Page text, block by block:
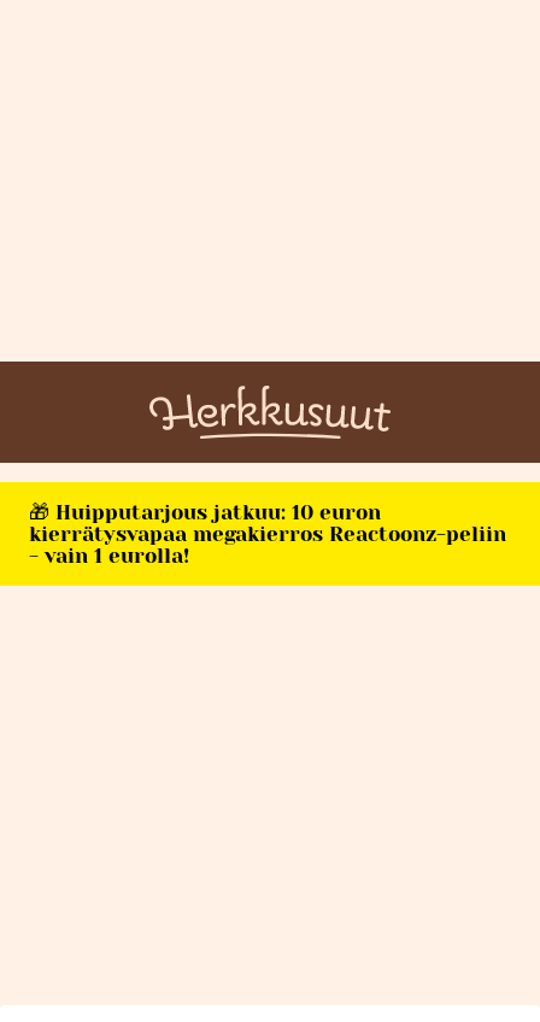
🎁 Huipputarjous jatkuu: 10 euron
kierrätysvapaa megakierros Reactoonz-peliin
- vain 1 eurolla!